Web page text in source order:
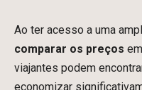
Ao ter acesso a uma
comparar os preços
viajantes podem
economizar